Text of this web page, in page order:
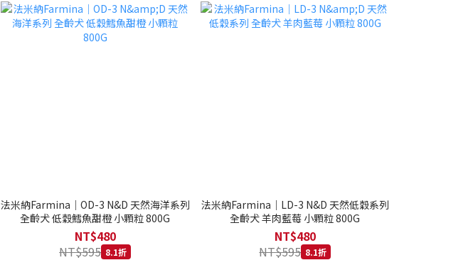
法米納Farmina｜OD-3 N&D 天然海洋系列
全齡犬 低穀鱈魚甜橙 小顆粒 800G
NT$480
NT$595 8.1折
法米納Farmina｜LD-3 N&D 天然低穀系列
全齡犬 羊肉藍莓 小顆粒 800G
NT$480
NT$595 8.1折